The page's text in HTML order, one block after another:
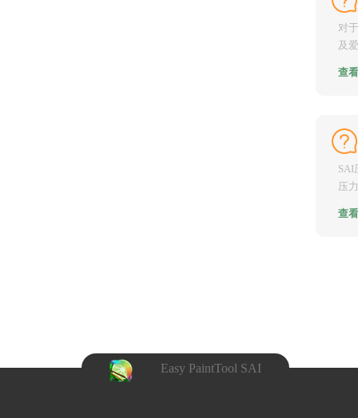
对
及
查
SAI
压
查
Easy PaintTool SAI